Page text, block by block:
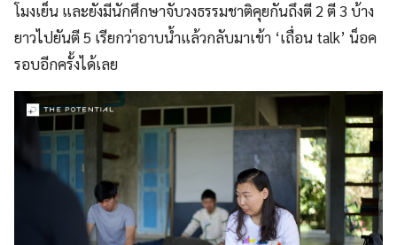
โมงเย็น และยังมีนักศึกษาจับวงธรรมชาติคุยกันถึงตี 2 ตี 3 บ้าง
ยาวไปยันตี 5 เรียกว่าอาบน้ำแล้วกลับมาเข้า ‘เถื่อน talk’ น็อค
รอบอีกครั้งได้เลย